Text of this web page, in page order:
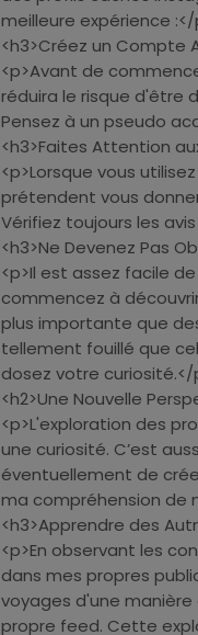
meilleure expérience :</
<h3>Créez un Compte
<p>Avant de
réduira le risque d'être
Pensez à un pseudo
<h3>Faites Attention
<p>Lorsque vous
prétendent vous
Vérifiez toujours les
<h3>Ne Devenez Pas
<p>Il est assez facile
commencez à
plus importante que
tellement fouillé que
dosez votre curiosité.</
<h2>Une Nouvelle
<p>L'exploration des
une curiosité. C’est
éventuellement de
ma compréhension de
<h3>Apprendre des
<p>En observant les
dans mes propres
voyages d'une
propre feed. Cette